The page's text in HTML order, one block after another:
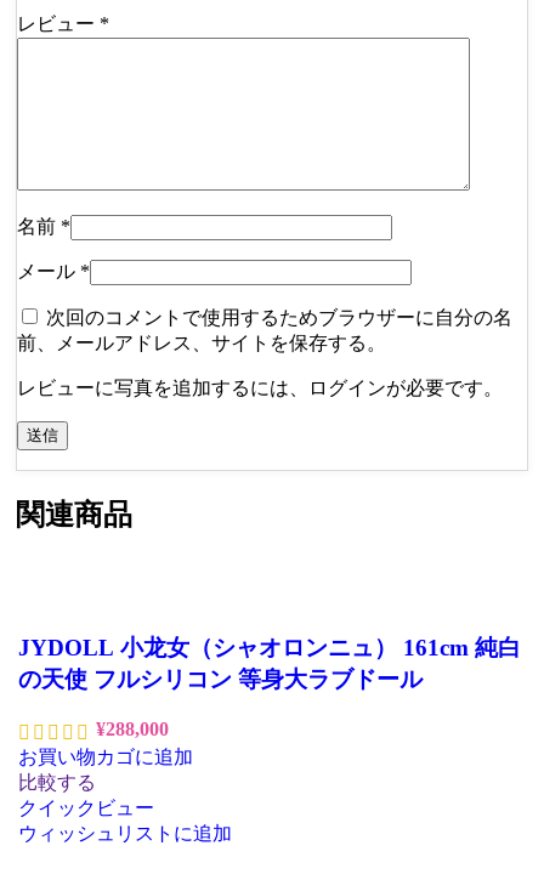
レビュー *
名前 *
メール *
次回のコメントで使用するためブラウザーに自分の名
前、メールアドレス、サイトを保存する。
レビューに写真を追加するには、ログインが必要です。
関連商品
JYDOLL 小龙女（シャオロンニュ） 161cm 純白
の天使 フルシリコン 等身大ラブドール
¥288,000
お買い物カゴに追加
比較する
クイックビュー
ウィッシュリストに追加